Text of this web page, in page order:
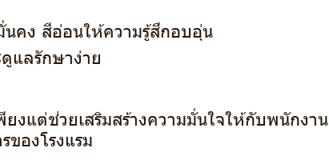
นคง สีอ่อนให้ความรู้สึกอบอุ่น
แลรักษาง่าย
งแต่ช่วยเสริมสร้างความมั่นใจให้กับพนักงาน
องโรงแรม